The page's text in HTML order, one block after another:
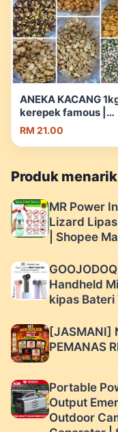
ANEKA KACANG
kerepek famous |
Shopee Malaysia
RM 21.00
Produk
MR Power
Lizard
| Shopee
Handheld
kipas Bateri
[JASMANI]
PEMANAS
Portable
Output
Outdoor